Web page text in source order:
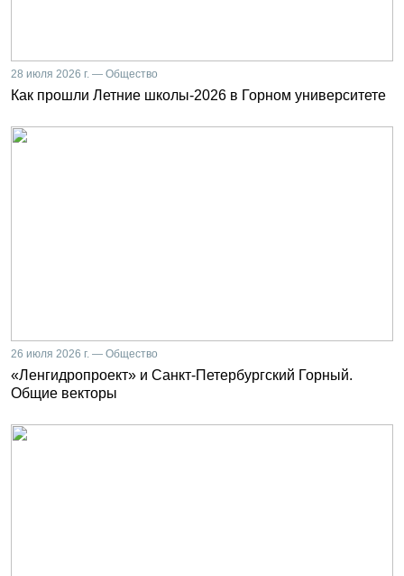
28 июля 2026 г. — Общество
Как прошли Летние школы-2026 в Горном университете
26 июля 2026 г. — Общество
«Ленгидропроект» и Санкт-Петербургский Горный.
Общие векторы